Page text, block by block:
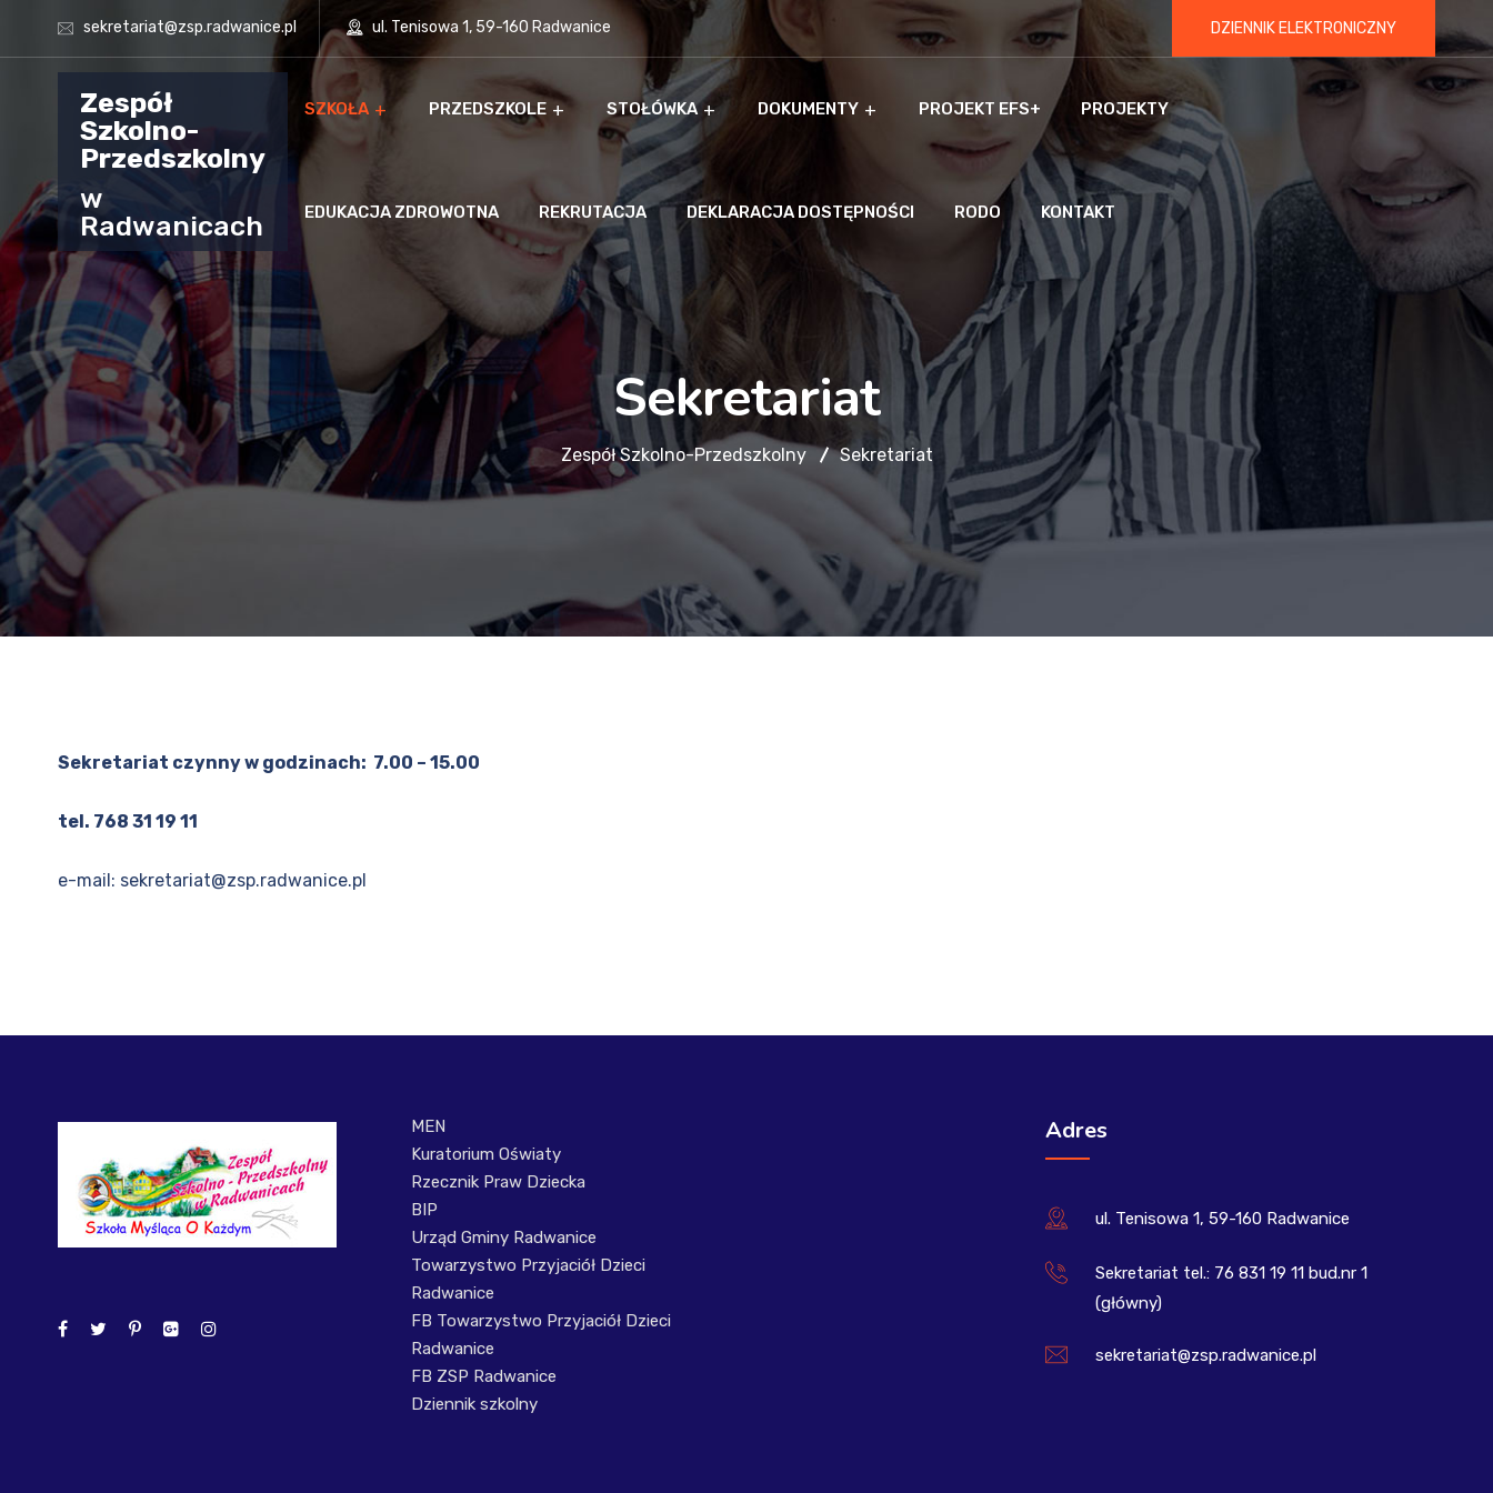
sekretariat@zsp.radwanice.pl ul. Tenisowa 1, 59-160 Radwanice DZIENNIK ELEKTRONICZNY
Zespół
Szkolno-
Przedszkolny
w
Radwanicach
SZKOŁA PRZEDSZKOLE STOŁÓWKA DOKUMENTY PROJEKT EFS+ PROJEKTY
EDUKACJA ZDROWOTNA REKRUTACJA DEKLARACJA DOSTĘPNOŚCI RODO KONTAKT
Sekretariat
Zespół Szkolno-Przedszkolny Sekretariat
Sekretariat czynny w godzinach: 7.00 – 15.00
tel. 768 31 19 11
e-mail: sekretariat@zsp.radwanice.pl
MEN
Kuratorium Oświaty
Rzecznik Praw Dziecka
BIP
Urząd Gminy Radwanice
Towarzystwo Przyjaciół Dzieci
Radwanice
FB Towarzystwo Przyjaciół Dzieci
Radwanice
FB ZSP Radwanice
Dziennik szkolny
Adres
ul. Tenisowa 1, 59-160 Radwanice
Sekretariat tel.: 76 831 19 11 bud.nr 1
(główny)
sekretariat@zsp.radwanice.pl